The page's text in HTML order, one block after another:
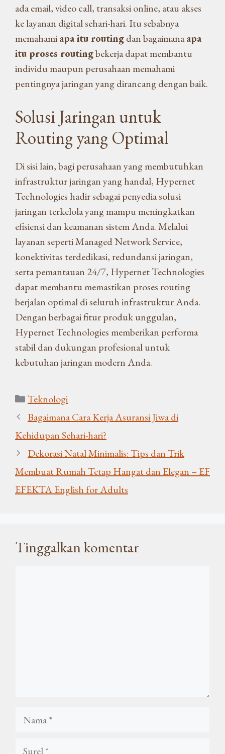
ada email, video call, transaksi online, atau akses
ke layanan digital sehari-hari. Itu sebabnya
memahamiapa itu routingdan bagaimanaapa
itu proses routingbekerja dapat membantu
individu maupun perusahaan memahami
pentingnya jaringan yang dirancang dengan baik.
Solusi Jaringan untuk
Routing yang Optimal
Di sisi lain, bagi perusahaan yang membutuhkan
infrastruktur jaringan yang handal, Hypernet
Technologies hadir sebagai penyedia solusi
jaringan terkelola yang mampu meningkatkan
efisiensi dan keamanan sistem Anda. Melalui
layanan seperti Managed Network Service,
konektivitas terdedikasi, redundansi jaringan,
serta pemantauan 24/7, Hypernet Technologies
dapat membantu memastikan proses routing
berjalan optimal di seluruh infrastruktur Anda.
Dengan berbagai fitur produk unggulan,
Hypernet Technologies memberikan performa
stabil dan dukungan profesional untuk
kebutuhan jaringan modern Anda.
Kategori
Teknologi
Bagaimana Cara Kerja Asuransi Jiwa di
Kehidupan Sehari-hari?
Dekorasi Natal Minimalis: Tips dan Trik
Membuat Rumah Tetap Hangat dan Elegan – EF
EFEKTA English for Adults
Tinggalkan komentar
Nama
Surel